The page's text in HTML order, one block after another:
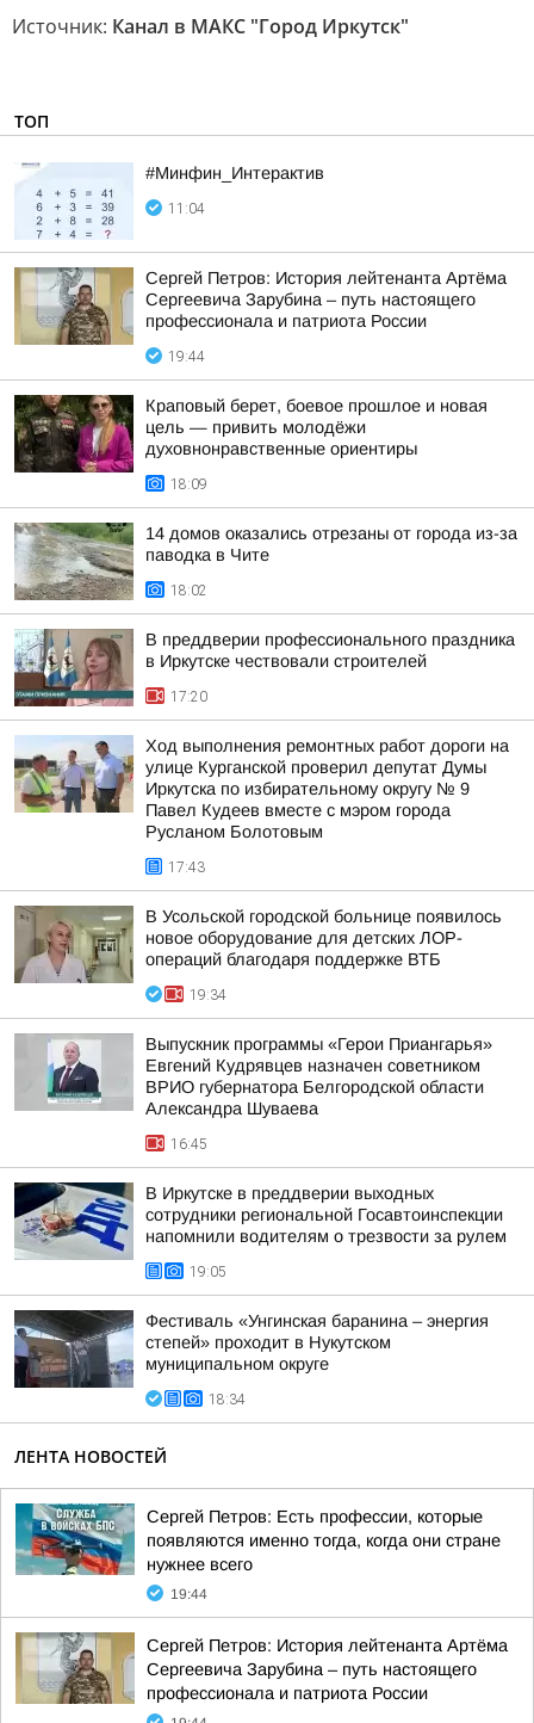
Источник: Канал в МАКС "Город Иркутск"
ТОП
#Минфин_Интерактив
11:04
Сергей Петров: История лейтенанта Артёма
Сергеевича Зарубина – путь настоящего
профессионала и патриота России
19:44
Краповый берет, боевое прошлое и новая
цель — привить молодёжи
духовнонравственные ориентиры
18:09
14 домов оказались отрезаны от города из-за
паводка в Чите
18:02
В преддверии профессионального праздника
в Иркутске чествовали строителей
17:20
Ход выполнения ремонтных работ дороги на
улице Курганской проверил депутат Думы
Иркутска по избирательному округу № 9
Павел Кудеев вместе с мэром города
Русланом Болотовым
17:43
В Усольской городской больнице появилось
новое оборудование для детских ЛОР-
операций благодаря поддержке ВТБ
19:34
Выпускник программы «Герои Приангарья»
Евгений Кудрявцев назначен советником
ВРИО губернатора Белгородской области
Александра Шуваева
16:45
В Иркутске в преддверии выходных
сотрудники региональной Госавтоинспекции
напомнили водителям о трезвости за рулем
19:05
Фестиваль «Унгинская баранина – энергия
степей» проходит в Нукутском
муниципальном округе
18:34
ЛЕНТА НОВОСТЕЙ
Сергей Петров: Есть профессии, которые
появляются именно тогда, когда они стране
нужнее всего
19:44
Сергей Петров: История лейтенанта Артёма
Сергеевича Зарубина – путь настоящего
профессионала и патриота России